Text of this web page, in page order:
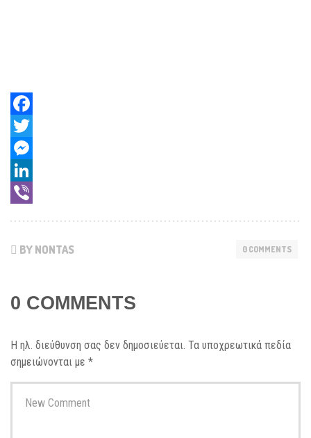
Facebook
Twitter
Messenger
LinkedIn
BY NONTAS 0 COMMENTS
0 COMMENTS
Η ηλ. διεύθυνση σας δεν δημοσιεύεται. Τα υποχρεωτικά πεδία
σημειώνονται με *
comment*